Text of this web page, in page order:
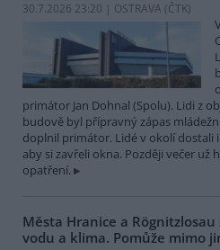
30.7.2026 23:20 | OSTRAVA (ČTK)
primátor Jan Dohnal (Spolu). Lidi z
budově byl přípravný zápas
doplnil primátor. Lidé v okolí dostali
aby si zavřeli okna. Později večer už
opatření.
Města Hranice a
vodu a klima. Pomůže mimo